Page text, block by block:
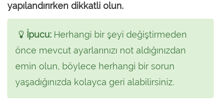
yapılandırırken dikkatli olun.
İpucu: Herhangi bir şeyi değiştirmeden
önce mevcut ayarlarınızı not aldığınızdan
emin olun, böylece herhangi bir sorun
yaşadığınızda kolayca geri alabilirsiniz.